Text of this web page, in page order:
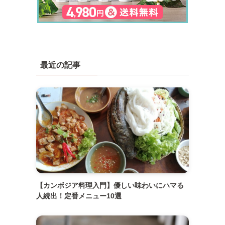
最近の記事
【カンボジア料理入門】優しい味わいにハマる
人続出！定番メニュー10選